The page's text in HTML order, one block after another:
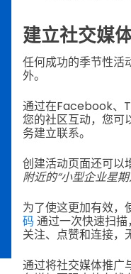
建立社交媒
任何成功的季节性活
外。
通过在Facebook、
您的社区互动，您可
务建立联系。
创建活动页面还可以
附近的“小型企业星期
为了使这更加有效，
码 通过一次快速扫
关注、点赞和连接，
通过将社交媒体推广